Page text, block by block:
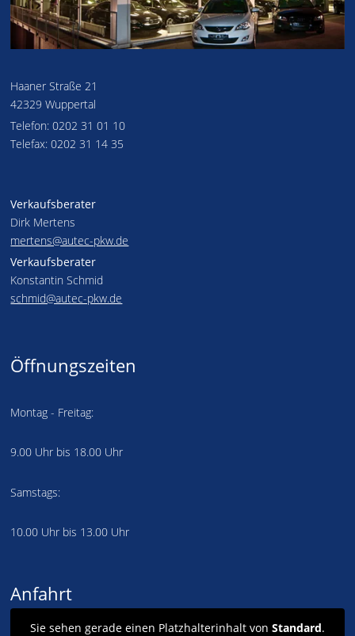
Haaner Straße 21
42329 Wuppertal
Telefon: 0202 31 01 10
Telefax: 0202 31 14 35
Verkaufsberater
Dirk Mertens
mertens@autec-pkw.de
Verkaufsberater
Konstantin Schmid
schmid@autec-pkw.de
Öffnungszeiten
Montag - Freitag:
9.00 Uhr bis 18.00 Uhr
Samstags:
10.00 Uhr bis 13.00 Uhr
Anfahrt
Sie sehen gerade einen Platzhalterinhalt von Standard.